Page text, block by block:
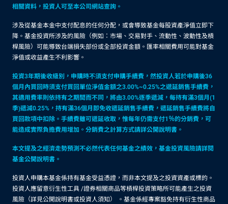
相關資料，投資人可至本公司網站查詢。
涉及從基金本金中支付配息的任何分配，或會導致基金每股資產淨值立即下
降。基金投資所涉及的風險（例如：市場、交易對手、流動性、波動性及槓
桿風險）可能導致台端損失部份或全部投資金額。匯率相關費用可能對基金
淨值或收益產生不利影響。
投資3年期後收級別，申購時不須支付申購手續費，然投資人若於申購後36
個月內買回時須支付買回單位淨值金額之3.00%~0.25%之遞延銷售手續費，
其適用費率則依持有之期間而不同，將由3.00%逐季遞減，每持有滿3個月(1
季)遞減0.25%，持有滿36個月即免收遞延銷售手續費，遞延銷售手續費將自
買回款項中扣除。手續費雖可遞延收取，惟每年仍需支付1％的分銷費，可
能造成實際負擔費用增加。分銷費之計算方式請詳公開說明書。
本文提及之經濟走勢預測不必然代表任何基金之績效，基金投資風險請詳閱
基金公開說明書。
投資人申購本基金係持有基金受益憑證，而非本文提及之投資資產或標的。
投資人應留意衍生性工具 /證券相關商品等槓桿投資策略所可能產生之投資
風險（詳見公開說明書或投資人須知） 。基金係經專案豁免持有衍生性商品